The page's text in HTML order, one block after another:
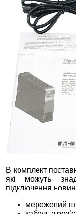
В комплект
які можуть
підключення
мережевий